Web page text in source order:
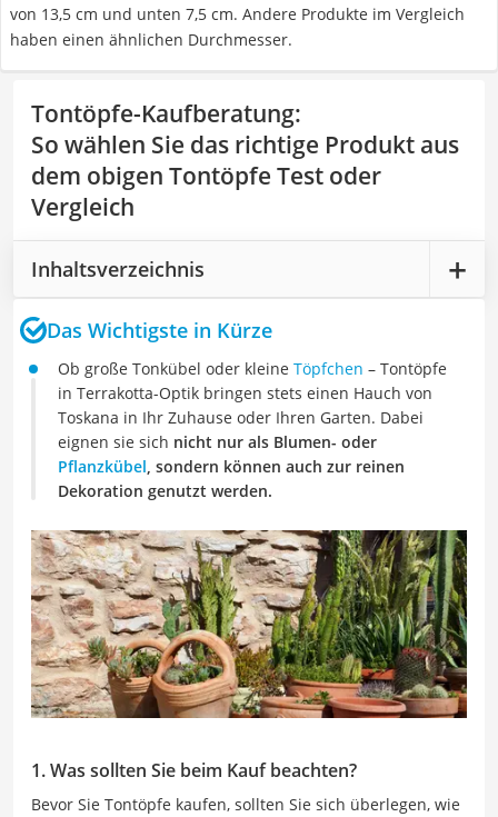
von 13,5 cm und unten 7,5 cm. Andere Produkte im Vergleich
haben einen ähnlichen Durchmesser.
Tontöpfe-Kaufberatung:
So wählen Sie das richtige Produkt aus
dem obigen Tontöpfe Test oder
Vergleich
Inhaltsverzeichnis
Das Wichtigste in Kürze
Ob große Tonkübel oder kleine Töpfchen – Tontöpfe
in Terrakotta-Optik bringen stets einen Hauch von
Toskana in Ihr Zuhause oder Ihren Garten. Dabei
eignen sie sich nicht nur als Blumen- oder
Pflanzkübel, sondern können auch zur reinen
Dekoration genutzt werden.
1. Was sollten Sie beim Kauf beachten?
Bevor Sie Tontöpfe kaufen, sollten Sie sich überlegen, wie